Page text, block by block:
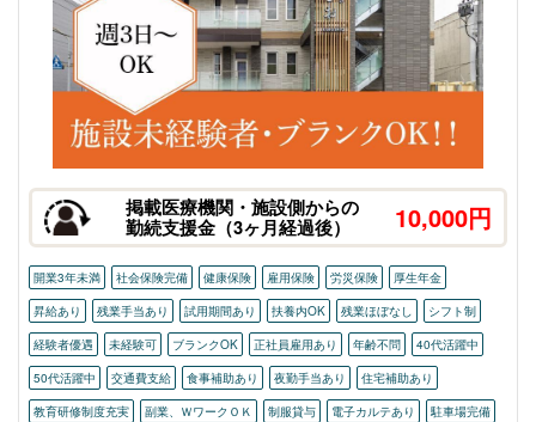
掲載医療機関・施設側からの
勤続支援金（3ヶ月経過後） 10,000円
開業3年未満 社会保険完備 健康保険 雇用保険 労災保険
厚生年金
昇給あり
残業手当あり 試用期間あり 扶養内OK 残業ほぼなし
シフト制
経験者優遇
未経験可 ブランクOK 正社員雇用あり 年齢不問
40代活躍中
50代活躍中
交通費支給 食事補助あり 夜勤手当あり
住宅補助あり
教育研修制度充実
副業、ＷワークＯＫ 制服貸与 電子カルテあり
駐車場完備